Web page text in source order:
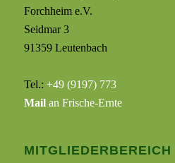
Forchheim e.V.
Seidmar 3
91359 Leutenbach
Tel.: +49 (9197) 773
Mailan Frische-Ernte
MITGLIEDERBEREICH